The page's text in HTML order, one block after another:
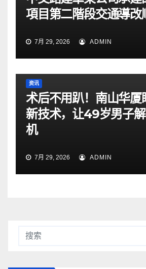
項目第二階段交通導改
7月 29, 2026 ADMIN
资讯
术后不用趴！南山华厦
新技术，让49岁男子
机
7月 29, 2026 ADMIN